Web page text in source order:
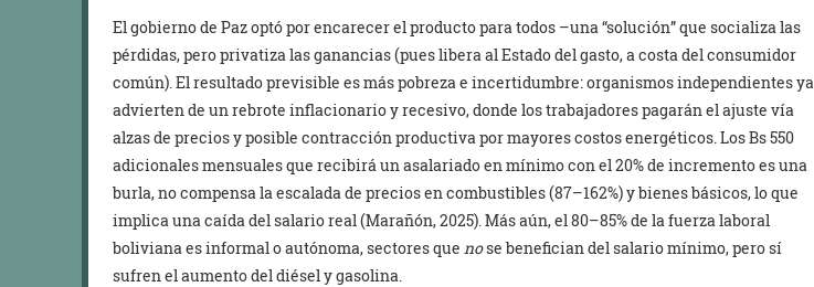
El gobierno de Paz optó por encarecer el producto para todos –una “solución” que socializa las
pérdidas, pero privatiza las ganancias (pues libera al Estado del gasto, a costa del consumidor
común). El resultado previsible es más pobreza e incertidumbre: organismos independientes ya
advierten de un rebrote inflacionario y recesivo, donde los trabajadores pagarán el ajuste vía
alzas de precios y posible contracción productiva por mayores costos energéticos. Los Bs 550
adicionales mensuales que recibirá un asalariado en mínimo con el 20% de incremento es una
burla, no compensa la escalada de precios en combustibles (87–162%) y bienes básicos, lo que
implica una caída del salario real (Marañón, 2025). Más aún, el 80–85% de la fuerza laboral
boliviana es informal o autónoma, sectores que nose benefician del salario mínimo, pero sí
sufren el aumento del diésel y gasolina.